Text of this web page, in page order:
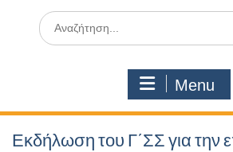
Search
for:
Menu
Εκδήλωση του Γ΄ΣΣ για την